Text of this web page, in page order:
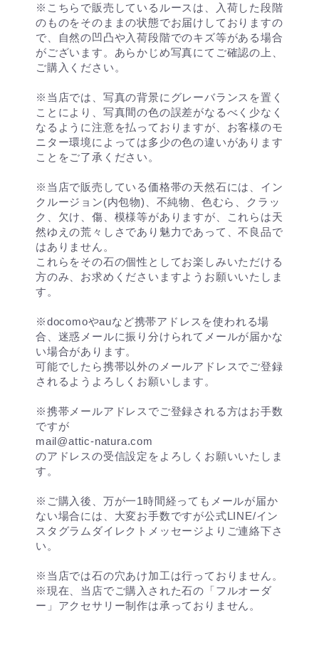
※こちらで販売しているルースは、入荷した段階
のものをそのままの状態でお届けしておりますの
で、自然の凹凸や入荷段階でのキズ等がある場合
がございます。あらかじめ写真にてご確認の上、
ご購入ください。
※当店では、写真の背景にグレーバランスを置く
ことにより、写真間の色の誤差がなるべく少なく
なるように注意を払っておりますが、お客様のモ
ニター環境によっては多少の色の違いがあります
ことをご了承ください。
※当店で販売している価格帯の天然石には、イン
クルージョン(内包物)、不純物、色むら、クラッ
ク、欠け、傷、模様等がありますが、これらは天
然ゆえの荒々しさであり魅力であって、不良品で
はありません。
これらをその石の個性としてお楽しみいただける
方のみ、お求めくださいますようお願いいたしま
す。
※docomoやauなど携帯アドレスを使われる場
合、迷惑メールに振り分けられてメールが届かな
い場合があります。
可能でしたら携帯以外のメールアドレスでご登録
されるようよろしくお願いします。
※携帯メールアドレスでご登録される方はお手数
ですが
mail@attic-natura.com
のアドレスの受信設定をよろしくお願いいたしま
す。
※ご購入後、万が一1時間経ってもメールが届か
ない場合には、大変お手数ですが公式LINE/イン
スタグラムダイレクトメッセージよりご連絡下さ
い。
※当店では石の穴あけ加工は行っておりません。
※現在、当店でご購入された石の「フルオーダ
ー」アクセサリー制作は承っておりません。